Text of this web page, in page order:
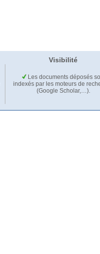
Visibilité
Les documents déposés
indexés par les moteurs de
(Google Scholar,…).